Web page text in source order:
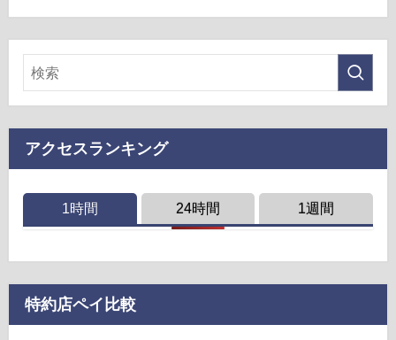
アクセスランキング
1時間 24時間 1週間
特約店ペイ比較